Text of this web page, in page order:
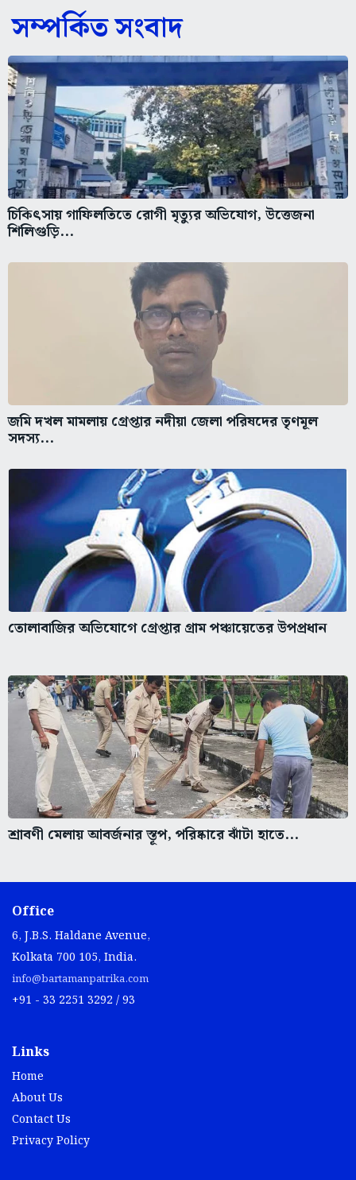
সম্পর্কিত সংবাদ
চিকিৎসায় গাফিলতিতে রোগী মৃত্যুর অভিযোগ, উত্তেজনা
শিলিগুড়ি...
জমি দখল মামলায় গ্রেপ্তার নদীয়া জেলা পরিষদের তৃণমূল
সদস্য...
তোলাবাজির অভিযোগে গ্রেপ্তার গ্রাম পঞ্চায়েতের উপপ্রধান
শ্রাবণী মেলায় আবর্জনার স্তূপ, পরিষ্কারে ঝাঁটা হাতে...
Office
6, J.B.S. Haldane Avenue,
Kolkata 700 105, India.
info@bartamanpatrika.com
+91 - 33 2251 3292 / 93
Links
Home
About Us
Contact Us
Privacy Policy